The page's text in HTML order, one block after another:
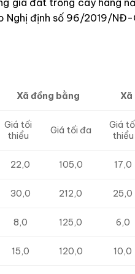
Nghị định số 96/2019/NĐ-
Xã đồng bằng
Giá tối
thiểu
Giá tối đa
Giá
thiểu
22,0 105,0 17,0
30,0 212,0 25,0
8,0 125,0 6,0
15,0 120,0 10,0